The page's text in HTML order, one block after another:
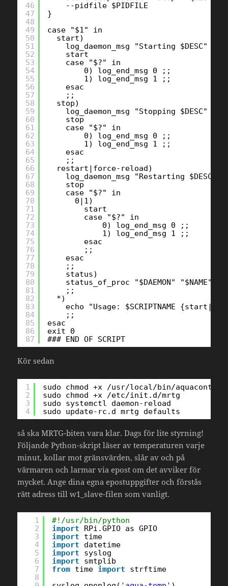
46
47
48
49
50
51
52
53
54
55
56
57
58
59
60
61
62
63
64
65
66
67
68
69
70
71
72
73
74
75
76
77
78
79
80
81
82
83
84
85
86
87
--pidfile $PIDFILE
}
case "$1" in
start)
log_daemon_msg "Starting $DESC"
start
case "$?" in
0) log_end_msg 0 ;;
1) log_end_msg 1 ;;
esac
;;
stop)
log_daemon_msg "Stopping $DESC"
stop
case "$?" in
0) log_end_msg 0 ;;
1) log_end_msg 1 ;;
esac
;;
restart|force-reload)
log_daemon_msg "Restarting $DESC"
stop
case "$?" in
0|1)
start
case "$?" in
0) log_end_msg 0 ;;
1) log_end_msg 1 ;;
esac
;;
esac
;;
status)
status_of_proc "$DAEMON" "$NAME"
;;
*)
echo "Usage: $SCRIPTNAME
;;
esac
exit 0
### END OF SCRIPT
Kör sedan
1
2
3
4
sudo chmod +x /usr/local/bin/
sudo chmod +x /etc/init.d/mrtg
sudo systemctl daemon-reload
sudo update-rc.d mrtg defaults
så ska MRTG-biten vara klar. Dags för lite styrning!
Följande Python-skript läser av temperaturen varje
minut, kollar mot gränsvärden, slår av och på
värmaren och larmar via epost om det avviker för
mycket. Ange dina egna epostuppgifter och förstås
rätt adress till w1_slave-filen som vanligt.
1
2
3
4
5
6
7
8
#!/usr/bin/python
import
RPi.GPIO as GPIO
import
time
import
datetime
import
syslog
import
smtplib
from time import
strftime